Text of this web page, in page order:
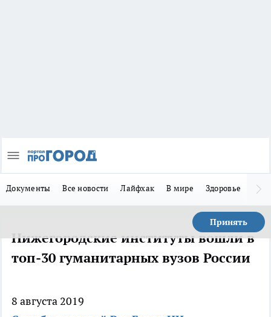
Документы Все новости Лайфхак В мире Здоровье
Принять
Нижегородские институты вошли в
топ-30 гуманитарных вузов России
8 августа 2019